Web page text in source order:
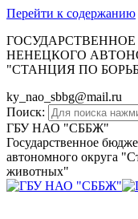
Перейти к содержанию
НЕНЕЦКОГО
"СТАНЦИЯ ПО
ky_nao_sbbg@mail.ru
Поиск:
ГБУ НАО "СББЖ"
Государственное
автономного округа
животных"